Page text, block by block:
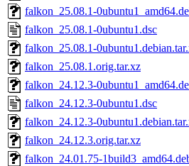
falkon_25.08.1-
falkon_25.08.1-0ubuntu1.dsc
falkon_25.08.1-
falkon_25.08.1.orig.tar.xz
falkon_24.12.3-
falkon_24.12.3-0ubuntu1.dsc
falkon_24.12.3-
falkon_24.12.3.orig.tar.xz
falkon_24.01.75-